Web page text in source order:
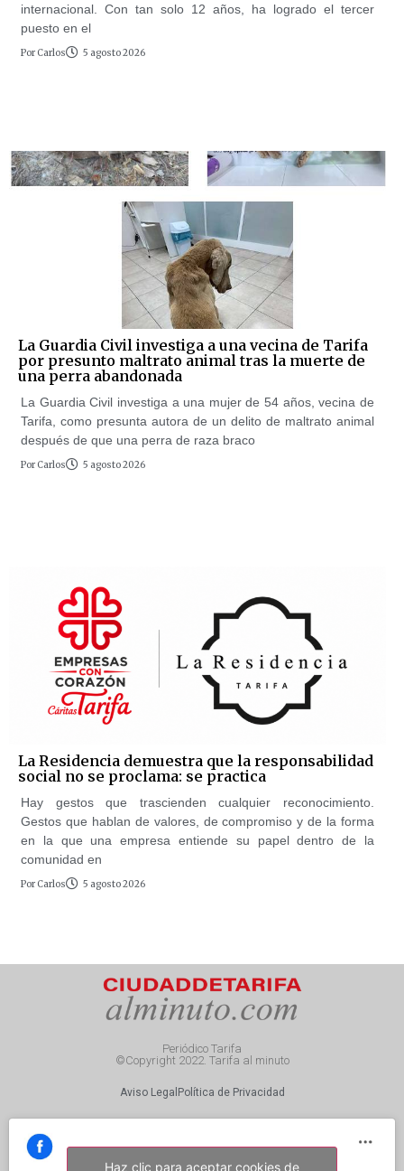
internacional. Con tan solo 12 años, ha logrado el tercer
puesto en el
Por Carlos 5 agosto 2026
La Guardia Civil investiga a una vecina de Tarifa
por presunto maltrato animal tras la muerte de
una perra abandonada
La Guardia Civil investiga a una mujer de 54 años, vecina de
Tarifa, como presunta autora de un delito de maltrato animal
después de que una perra de raza braco
Por Carlos 5 agosto 2026
La Residencia demuestra que la responsabilidad
social no se proclama: se practica
Hay gestos que trascienden cualquier reconocimiento.
Gestos que hablan de valores, de compromiso y de la forma
en la que una empresa entiende su papel dentro de la
comunidad en
Por Carlos 5 agosto 2026
Periódico Tarifa
©Copyright 2022. Tarifa al minuto
Aviso Legal Política de Privacidad
Haz clic para aceptar cookies de